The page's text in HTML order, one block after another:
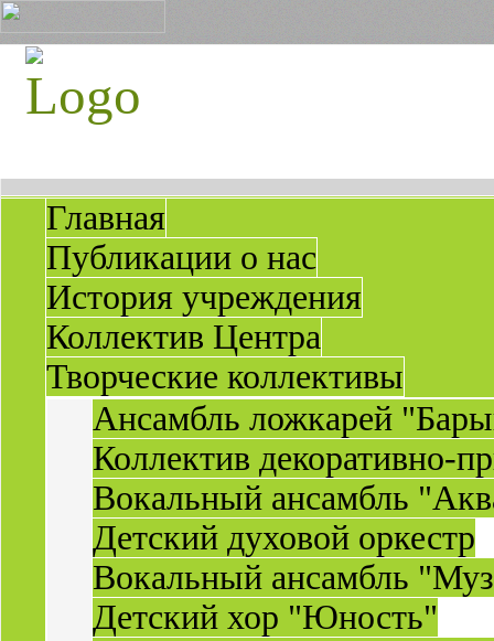
Главная
Публикации о нас
История учреждения
Коллектив Центра
Творческие коллективы
Ансамбль ложкарей
Коллектив декоративно-
Вокальный ансамбль
Детский духовой оркестр
Вокальный ансамбль
Детский хор "Юность"